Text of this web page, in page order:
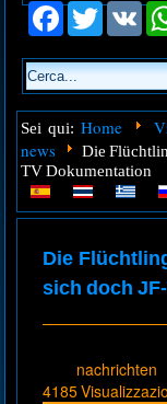
FacebookTwitterVK
Sei qui:Home
news
Die
TV Dokumentation
Die
sich doch
4185